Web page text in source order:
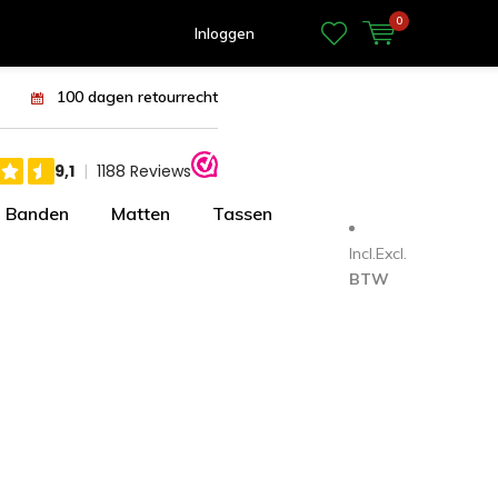
Inloggen
0
100 dagen retourrecht
Banden Matten Tassen
Incl.Excl.
BTW